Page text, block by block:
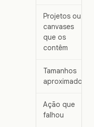
Projetos ou
canvases
que os
contêm
Tamanhos
aproximados
Ação que
falhou